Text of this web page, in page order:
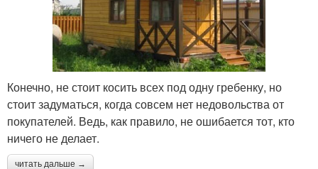
Конечно, не стоит косить всех под одну гребенку, но
стоит задуматься, когда совсем нет недовольства от
покупателей. Ведь, как правило, не ошибается тот, кто
ничего не делает.
читать дальше →